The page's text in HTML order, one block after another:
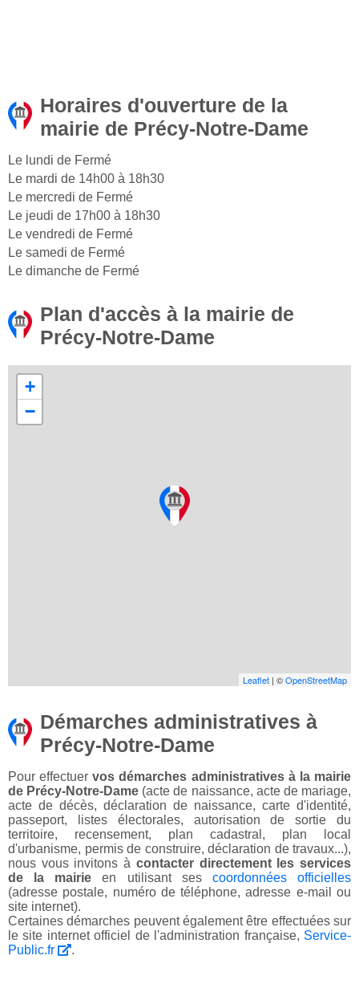
Horaires d'ouverture de la
mairie de Précy-Notre-Dame
Le lundi de Fermé
Le mardi de 14h00 à 18h30
Le mercredi de Fermé
Le jeudi de 17h00 à 18h30
Le vendredi de Fermé
Le samedi de Fermé
Le dimanche de Fermé
Plan d'accès à la mairie de
Précy-Notre-Dame
+
−
Leaflet | ©OpenStreetMap
Démarches administratives à
Précy-Notre-Dame
Pour effectuervos démarches administratives à la mairie
de Précy-Notre-Dame (acte de naissance, acte de mariage,
acte de décès, déclaration de naissance, carte d'identité,
passeport, listes électorales, autorisation de sortie du
territoire, recensement, plan cadastral, plan local
d'urbanisme, permis de construire, déclaration de travaux...),
nous vous invitons à contacter directement les services
de la mairie en utilisant ses coordonnées officielles
(adresse postale, numéro de téléphone, adresse e-mail ou
site internet).
Certaines démarches peuvent également être effectuées sur
le site internet officiel de l'administration française, Service-
Public.fr
.